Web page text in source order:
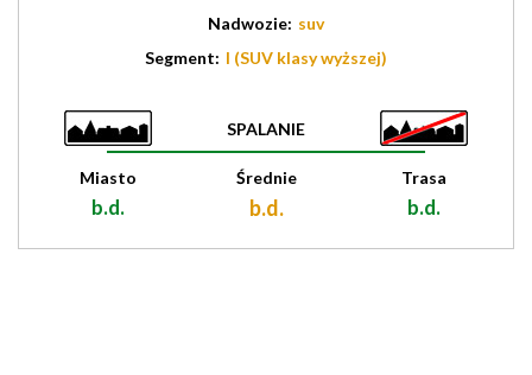
Nadwozie: suv
Segment: I (SUV klasy wyższej)
SPALANIE
Miasto
b.d.
Średnie
b.d.
Trasa
b.d.